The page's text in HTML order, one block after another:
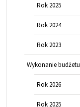
Rok 2025
Rok 2024
Rok 2023
Wykonanie budżetu
Rok 2026
Rok 2025